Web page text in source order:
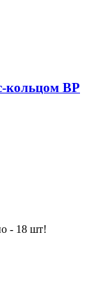
кольцом ВР
- 18 шт!